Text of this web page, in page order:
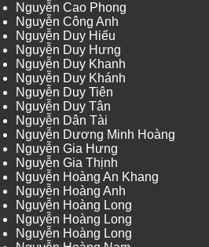
Nguyễn Cao Phong
Nguyễn Công Anh
Nguyễn Duy Hiếu
Nguyễn Duy Hưng
Nguyễn Duy Khanh
Nguyễn Duy Khánh
Nguyễn Duy Tiên
Nguyễn Duy Tân
Nguyễn Dân Tài
Nguyễn Dương Minh Hoàng
Nguyễn Gia Hưng
Nguyễn Gia Thịnh
Nguyễn Hoàng An Khang
Nguyễn Hoàng Anh
Nguyễn Hoàng Long
Nguyễn Hoàng Long
Nguyễn Hoàng Long